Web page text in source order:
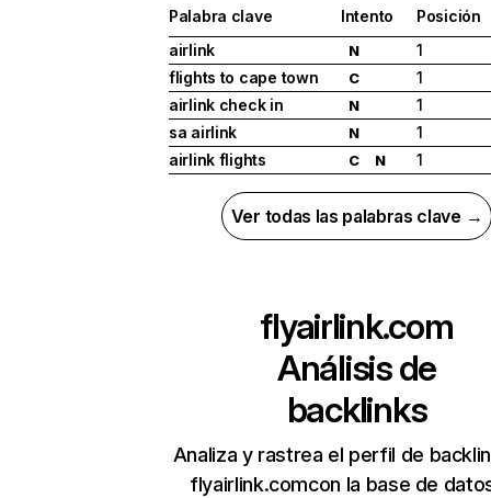
Palabra clave Intento
Posición
airlink
N
1
flights to cape town
C
1
airlink check in
N
1
sa airlink
N
1
airlink flights
C N 1
Ver todas las palabras clave →
flyairlink.com
Análisis de
backlinks
Analiza y rastrea el perfil de
flyairlink.comcon la base de